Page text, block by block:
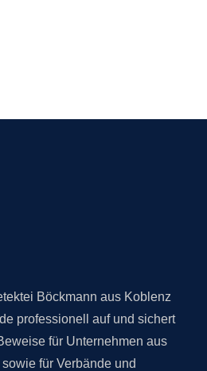
Böckmann aus Koblenz
professionell auf und sichert
für Unternehmen aus
für Verbände und